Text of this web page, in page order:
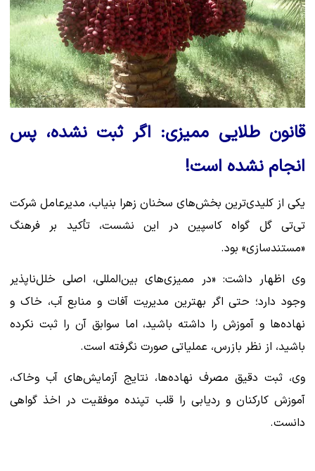
قانون طلایی ممیزی: اگر ثبت نشده، پس
انجام نشده است!
یکی از کلیدی‌ترین بخش‌های سخنان زهرا بنیاب، مدیرعامل شرکت
تی‌تی گل گواه کاسپین در این نشست، تأکید بر فرهنگ
«مستندسازی» بود.
وی اظهار داشت: «در ممیزی‌های بین‌المللی، اصلی خلل‌ناپذیر
وجود دارد؛ حتی اگر بهترین مدیریت آفات و منابع آب، خاک و
نهاده‌ها و آموزش را داشته باشید، اما سوابق آن را ثبت نکرده
باشید، از نظر بازرس، عملیاتی صورت نگرفته است.
وی، ثبت دقیق مصرف نهاده‌ها، نتایج آزمایش‌های آب وخاک،
آموزش کارکنان و ردیابی را قلب تپنده موفقیت در اخذ گواهی
دانست.